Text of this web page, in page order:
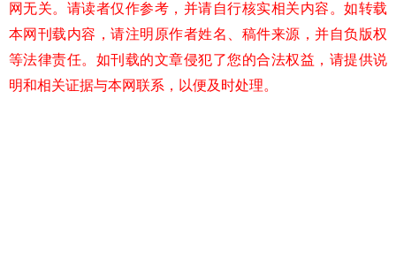
网无关。请读者仅作参考，并请自行核实相关内容。如转载
本网刊载内容，请注明原作者姓名、稿件来源，并自负版权
等法律责任。如刊载的文章侵犯了您的合法权益，请提供说
明和相关证据与本网联系，以便及时处理。